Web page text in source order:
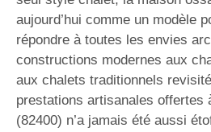
aujourd’hui comme un modèle
répondre à toutes les envies
constructions modernes aux
aux chalets traditionnels
prestations artisanales offertes
(82400) n’a jamais été aussi